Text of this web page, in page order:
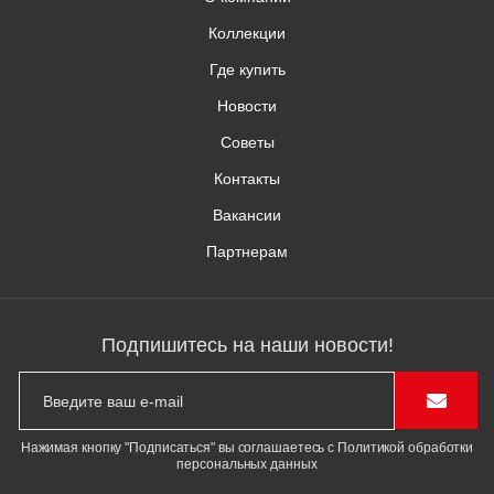
Коллекции
Где купить
Новости
Советы
Контакты
Вакансии
Партнерам
Подпишитесь на наши новости!
Нажимая кнопку "Подписаться" вы соглашаетесь с Политикой обработки
персональных данных